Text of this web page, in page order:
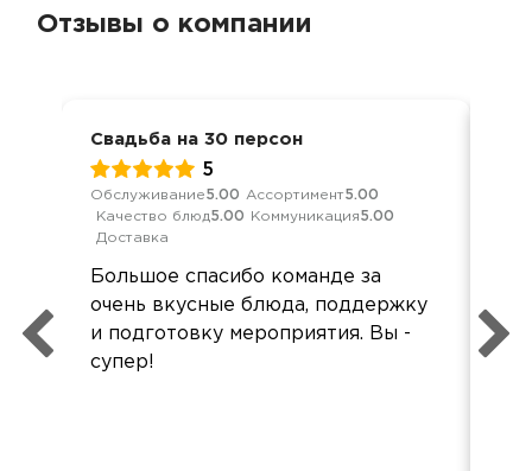
Отзывы о компании
Свадьба на 30 персон
5
Обслуживание5.00 Ассортимент5.00
Качество блюд5.00 Коммуникация5.00
Доставка
Большое спасибо команде за
очень вкусные блюда, поддержку
и подготовку мероприятия. Вы -
супер!
в